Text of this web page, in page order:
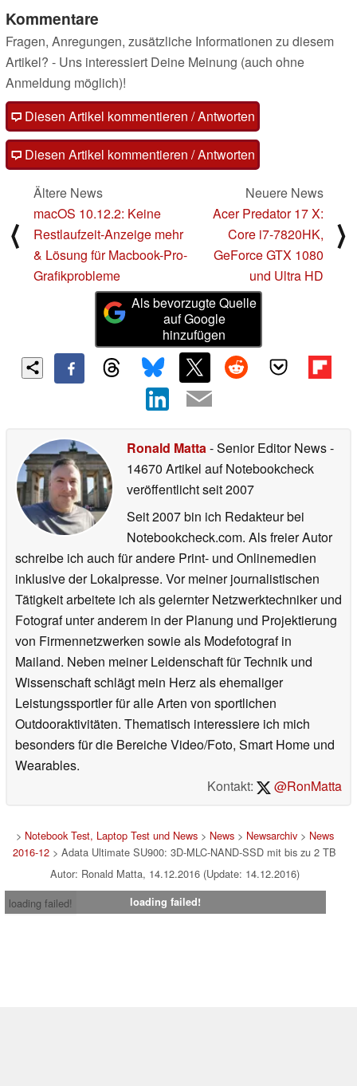
Kommentare
Fragen, Anregungen, zusätzliche Informationen zu diesem
Artikel? - Uns interessiert Deine Meinung (auch ohne
Anmeldung möglich)!
Diesen Artikel kommentieren / Antworten
Diesen Artikel kommentieren / Antworten
⟨
Ältere News
macOS 10.12.2: Keine
Restlaufzeit-Anzeige mehr
& Lösung für Macbook-Pro-
Grafikprobleme
Neuere News
Acer Predator 17 X:
Core i7-7820HK,
GeForce GTX 1080
und Ultra HD
⟩
Als bevorzugte Quelle
auf Google
hinzufügen
Ronald Matta- Senior Editor News-
14670 Artikel auf Notebookcheck
veröffentlichtseit 2007
Seit 2007 bin ich Redakteur bei
Notebookcheck.com. Als freier Autor
schreibe ich auch für andere Print- und Onlinemedien
inklusive der Lokalpresse. Vor meiner journalistischen
Tätigkeit arbeitete ich als gelernter Netzwerktechniker und
Fotograf unter anderem in der Planung und Projektierung
von Firmennetzwerken sowie als Modefotograf in
Mailand. Neben meiner Leidenschaft für Technik und
Wissenschaft schlägt mein Herz als ehemaliger
Leistungssportler für alle Arten von sportlichen
Outdooraktivitäten. Thematisch interessiere ich mich
besonders für die Bereiche Video/Foto, Smart Home und
Wearables.
Kontakt:
@RonMatta
> Notebook Test, Laptop Test und News> News> Newsarchiv> News
2016-12 > Adata Ultimate SU900: 3D-MLC-NAND-SSD mit bis zu 2 TB
Autor: Ronald Matta, 14.12.2016 (Update: 14.12.2016)
loading failed!
loading failed!